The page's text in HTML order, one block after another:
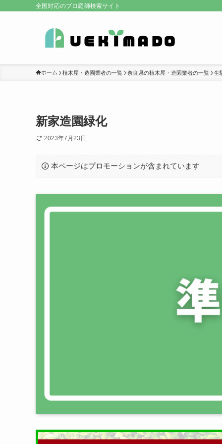
全国対応のプロ庭師検索サイト
ホーム 植木屋・造園業者の一覧 奈良県の植木屋・造園業者の一覧 生
新家造園緑化
2023年7月23日
本ページはプロモーションが含まれています